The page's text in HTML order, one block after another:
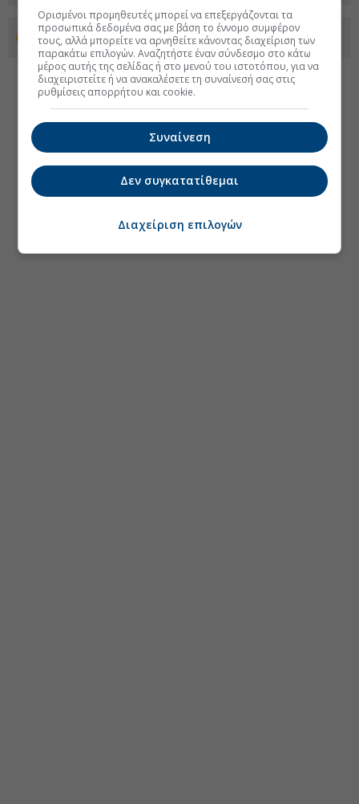
Προσθέστε το euro2day.gr στο Discover
Ορισμένοι προμηθευτές μπορεί να επεξεργάζονται τα
προσωπικά δεδομένα σας με βάση το έννομο συμφέρον
τους, αλλά μπορείτε να αρνηθείτε κάνοντας διαχείριση των
παρακάτω επιλογών. Αναζητήστε έναν σύνδεσμο στο κάτω
μέρος αυτής της σελίδας ή στο μενού του ιστοτόπου, για να
διαχειριστείτε ή να ανακαλέσετε τη συναίνεσή σας στις
ρυθμίσεις απορρήτου και cookie.
Συναίνεση
Δεν συγκατατίθεμαι
Διαχείριση επιλογών